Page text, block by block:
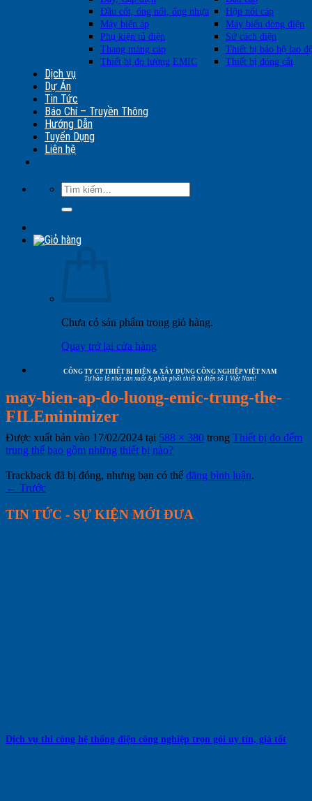
Đầu cốt, ống nối, ống nhựa
Hộp nối cáp
Máy biến áp
Máy biến dòng điện
Phụ kiện tủ điện
Sứ cách điện
Thang máng cáp
Thiết bị bảo hộ lao
Thiết bị đo lường EMIC
Thiết bị đóng cắt
Dịch vụ
Dự Án
Tin Tức
Báo Chí – Truyền Thông
Hướng Dẫn
Tuyển Dụng
Liên hệ
Tìm
kiếm:
Chưa có sản phẩm trong giỏ hàng.
Quay trở lại cửa hàng
CÔNG TY CP THIẾT BỊ ĐIỆN & XÂY DỰNG CÔNG NGHIỆP VIỆT NAM
Tự hào là nhà sản xuất & phân phối thiết bị điện số 1 Việt Nam!
may-bien-ap-do-luong-emic-trung-the-
FILEminimizer
Được xuất bản vào 17/02/2024 tại 588 × 380 trong Thiết bị đo đếm
trung thế bao gồm những thiết bị nào?
Trackback đã bị đóng, nhưng bạn có thể đăng bình luận.
← Trước
TIN TỨC - SỰ KIỆN MỚI ĐƯA
Dịch vụ thi công hệ thống điện công nghiệp trọn gói uy tín, giá tốt